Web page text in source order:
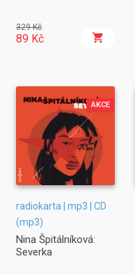
329 Kč
89 Kč
AKCE
radiokarta | mp3 | CD
(mp3)
Nina Špitálníková:
Severka